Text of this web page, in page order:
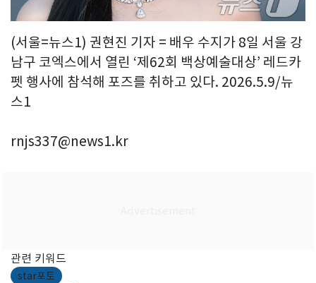
(서울=뉴스1) 권현진 기자 = 배우 수지가 8일 서울 강
남구 코엑스에서 열린 ‘제62회 백상예술대상’ 레드카
펫 행사에 참석해 포즈를 취하고 있다. 2026.5.9/뉴
스1
rnjs337@news1.kr
관련 키워드
star포토